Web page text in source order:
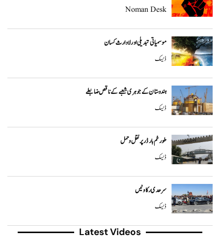
Noman Desk
موسمیاتی تبدیلی اور لاوارث کسان
ڈیسک
ہندوستان کے جوہری شعبے کے ناقص ضابطے
ڈیسک
طورخم بارڈر پر نقل و حمل
ڈیسک
سرحدی رکاوٹیں
ڈیسک
Latest Videos